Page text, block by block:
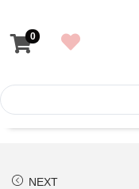
0
NEXT